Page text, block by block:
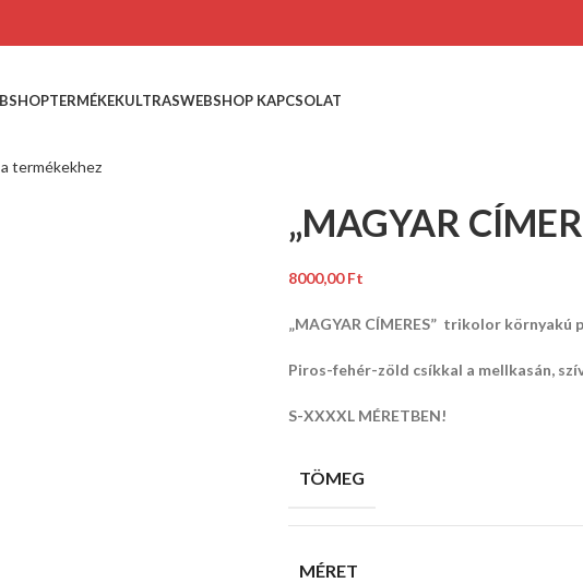
TERMÉKEKULTRASWEBSHOP KAPCSOLAT
termékekhez
„MAGYAR
8000,00Ft
„MAGYAR CÍMERES” trikolor környakú
Piros-fehér-zöld csíkkal a mellkasán,
S-XXXXL MÉRETBEN!
TÖMEG
MÉRET